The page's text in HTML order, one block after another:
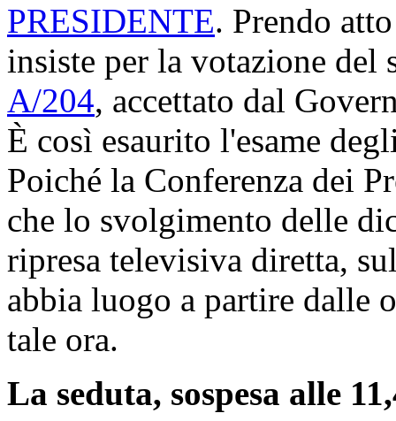
PRESIDENTE. Prendo
insiste per la votazione
A/204, accettato dal
È così esaurito l'esame
Poiché la Conferenza dei
che lo svolgimento delle
ripresa televisiva diretta,
abbia luogo a partire dalle
tale ora.
La seduta, sospesa alle